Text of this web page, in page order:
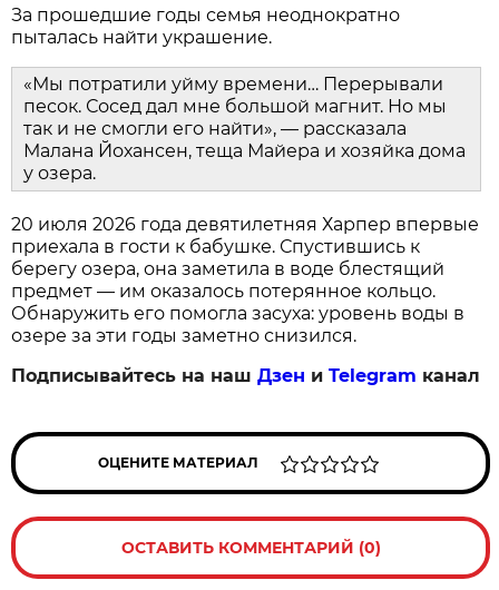
За прошедшие годы семья неоднократно
пыталась найти украшение.
«Мы потратили уйму времени… Перерывали
песок. Сосед дал мне большой магнит. Но мы
так и не смогли его найти», — рассказала
Малана Йохансен, теща Майера и хозяйка дома
у озера.
20 июля 2026 года девятилетняя Харпер впервые
приехала в гости к бабушке. Спустившись к
берегу озера, она заметила в воде блестящий
предмет — им оказалось потерянное кольцо.
Обнаружить его помогла засуха: уровень воды в
озере за эти годы заметно снизился.
Подписывайтесь на нашДзен иTelegram канал
ОЦЕНИТЕ МАТЕРИАЛ
ОСТАВИТЬ КОММЕНТАРИЙ (0)